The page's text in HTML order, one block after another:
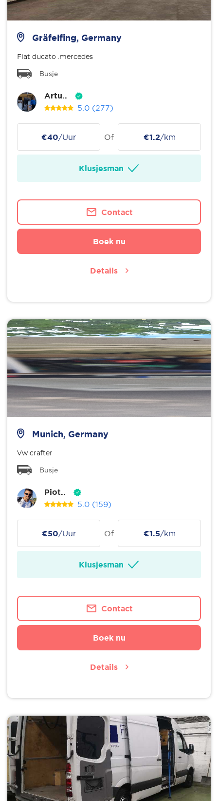
Gräfelfing, Germany
Fiat ducato .mercedes
Busje
Artu..
5.0 (277)
€40/Uur Of €1.2/km
Klusjesman
Contact
Boek nu
Details
Munich, Germany
Vw crafter
Busje
Piot..
5.0 (159)
€50/Uur Of €1.5/km
Klusjesman
Contact
Boek nu
Details